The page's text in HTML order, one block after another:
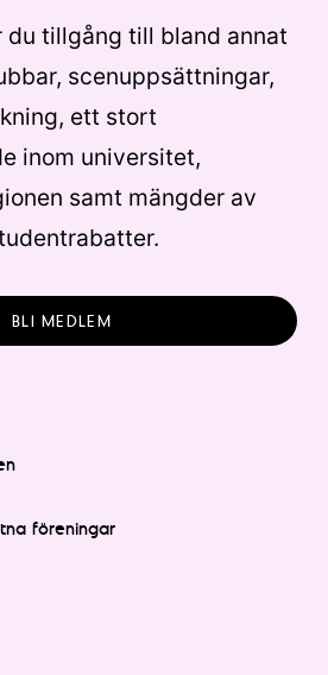
du tillgång till bland annat
scenuppsättningar,
ett stort
inom universitet,
samt mängder av
BLI MEDLEM
föreningar